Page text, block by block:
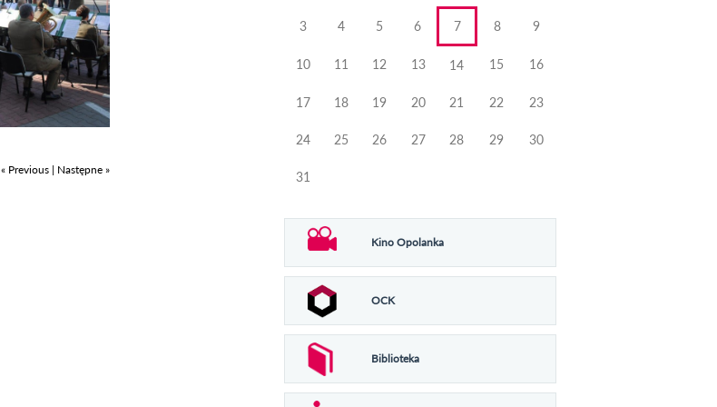
« Previous | Następne »
3 4 5 6 7 8 9
10 11 12 13 14 15 16
17 18 19 20 21 22 23
24 25 26 27 28 29 30
31
Kino Opolanka
OCK
Biblioteka